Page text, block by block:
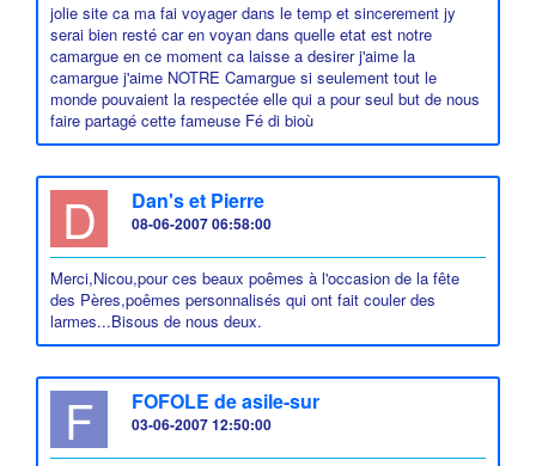
jolie site ca ma fai voyager dans le temp et sincerement jy
serai bien resté car en voyan dans quelle etat est notre
camargue en ce moment ca laisse a desirer j'aime la
camargue j'aime NOTRE Camargue si seulement tout le
monde pouvaient la respectée elle qui a pour seul but de nous
faire partagé cette fameuse Fé di bioù
D Dan's et Pierre
08-06-2007 06:58:00
Merci,Nicou,pour ces beaux poêmes à l'occasion de la fête
des Pères,poêmes personnalisés qui ont fait couler des
larmes...Bisous de nous deux.
F FOFOLE de asile-sur
03-06-2007 12:50:00